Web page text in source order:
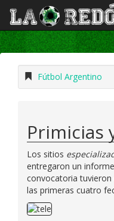
Fútbol Argentino
Primicias
Los sitios
entregaron un
convocatoria tuvieron
las primeras cuatro